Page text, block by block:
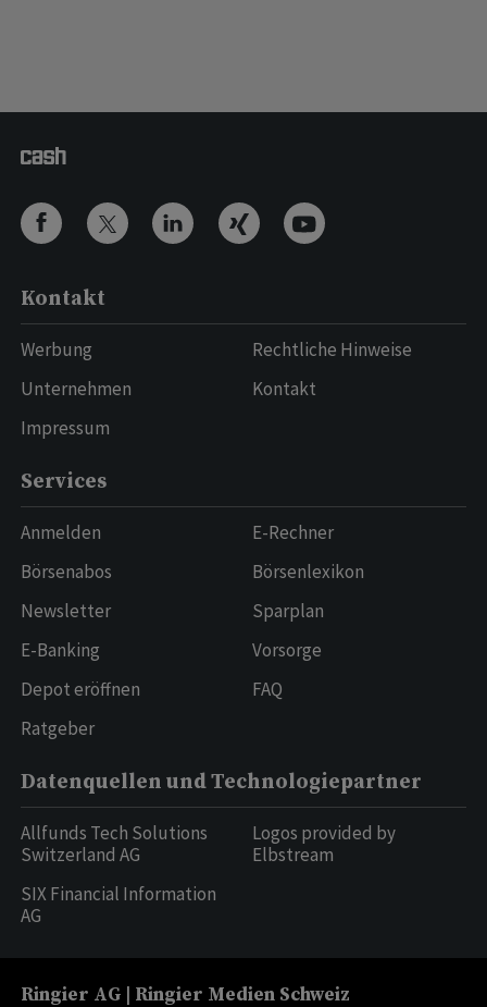
Kontakt
Werbung
Unternehmen
Impressum
Rechtliche Hinweise
Kontakt
Services
Anmelden
Börsenabos
Newsletter
E-Banking
Depot eröffnen
Ratgeber
E-Rechner
Börsenlexikon
Sparplan
Vorsorge
FAQ
Datenquellen und Technologiepartner
Allfunds Tech Solutions
Switzerland AG
SIX Financial Information
AG
Logos provided by
Elbstream
Ringier AG | Ringier Medien Schweiz